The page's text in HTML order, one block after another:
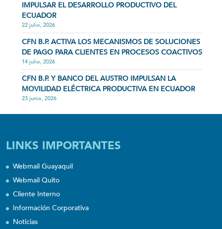
IMPULSAR EL DESARROLLO PRODUCTIVO DEL
ECUADOR
22 julio, 2026
CFN B.P. ACTIVA LOS MECANISMOS DE SOLUCIONES
DE PAGO PARA CLIENTES EN PROCESOS COACTIVOS
14 julio, 2026
CFN B.P. Y BANCO DEL AUSTRO IMPULSAN LA
MOVILIDAD ELÉCTRICA PRODUCTIVA EN ECUADOR
23 junio, 2026
LINKS IMPORTANTES
Webmail Guayaquil
Webmail Quito
Cliente Interno
Información Corporativa
Noticias